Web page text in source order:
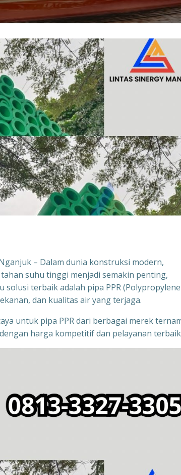
– Dalam dunia konstruksi modern,
suhu tinggi menjadi semakin penting,
terbaik adalah pipa PPR (Polypropylene
dan kualitas air yang terjaga.
untuk pipa PPR dari berbagai merek
harga kompetitif dan pelayanan